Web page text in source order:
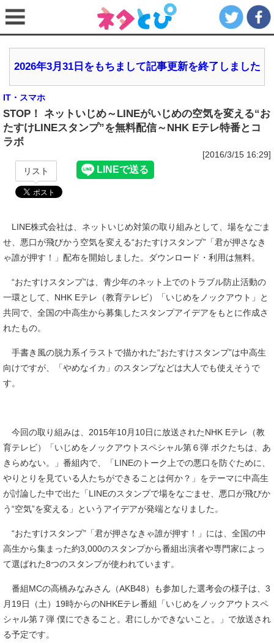
2026年3月31日をもちまして記事更新を終了しました
IT・スマホ
STOP！ ネットいじめ～LINEがいじめの空気を変える“お
たすけLINEスタンプ”を無料配信～NHK Eテレ特番とコ
ラボ
[2016/3/15 16:29]
リスト
LINE株式会社は、ネットいじめ対策の取り組みとして、場をなごま
せ、悪口が飛びかう空気を変える“おたすけスタンプ”「君が押さなき
ゃ誰が押す！」配布を開始しました。ダウンロード・利用は無料。
“おたすけスタンプ”は、青少年のネット上でのトラブル防止活動の
一環として、NHK Eテレ（教育テレビ）「いじめをノックアウト」と
共同で、全国の中高生から募集したスタンプアイデアをもとに作成さ
れたもの。
手書き風の脱力系イラストで描かれた“おたすけスタンプ”は中高生
向けですが、「やめなイカ」のスタンプなどは大人でも使えそうで
す。
今回の取り組みは、2015年10月10日に放送されたNHK Eテレ（教
育テレビ）「いじめをノックアウトスペシャル第６弾 ボクたちは、あ
きらめない。」番組内で、「LINEのトーク上での悪口を防ぐために、
やりとりを見ている人たちができることは何か？」をテーマに中高生
が討論した中で出た「LINEのスタンプで場をなごませ、悪口が飛びか
う“空気”を変える」というアイデアが発端となりました。
“おたすけスタンプ”「君が押さなきゃ誰が押す！」には、全国の中
高生から集まった約3,000のスタンプから番組出演者や専門家によっ
て選ばれた8つのスタンプが使われています。
番組MCの高橋みなみさん（AKB48）も参加した選考会の様子は、3
月19日（土）19時からのNHKEテレ番組「いじめをノックアウトスペ
シャル第７弾 僕にできること。君にしかできないこと。」で放送され
る予定です。